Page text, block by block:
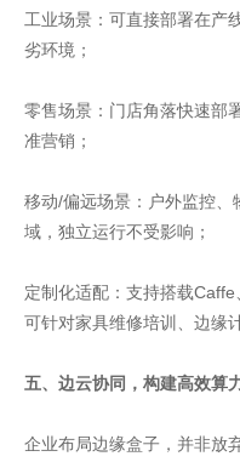
工业场景：可直接部署在产
劣环境；
零售场景：门店角落快速部
准营销；
移动/偏远场景：户外监控、
域，独立运行不受影响；
定制化适配：支持搭载Caffe
可针对家具维修培训、边缘
五、边云协同，构建高效算
企业布局边缘盒子，并非放